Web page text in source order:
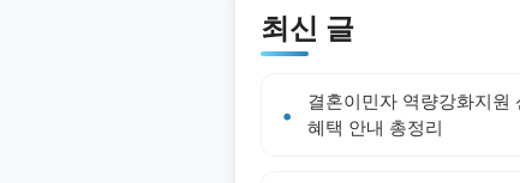
최신 글
결혼이민자 역량강화지원
혜택 안내 총정리